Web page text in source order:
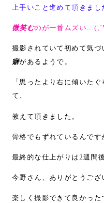
上手いこと進めて頂きまし
微笑むのが一番ムズい
撮影されていて初めて気づ
癖があるようで。
「思ったより右に傾いた
て、
教えて頂きました。
骨格でもずれているんです
最終的な仕上がりは2週間
今野さん、ありがとうござ
楽しく撮影できて良かっ